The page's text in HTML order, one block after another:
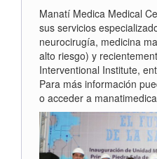
Manatí Medica Medical
sus servicios
neurocirugía, medicina
alto riesgo) y
Interventional Institute,
Para más información
o acceder a